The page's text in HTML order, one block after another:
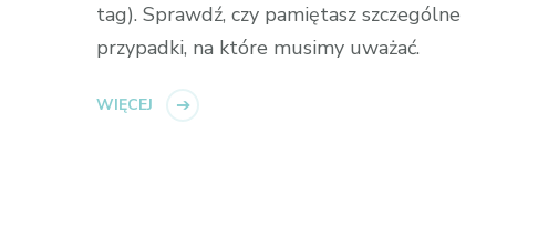
tag). Sprawdź, czy pamiętasz szczególne
przypadki, na które musimy uważać.
WIĘCEJ